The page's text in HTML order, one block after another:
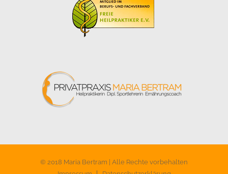
© 2018 Maria Bertram | Alle Rechte vorbehalten